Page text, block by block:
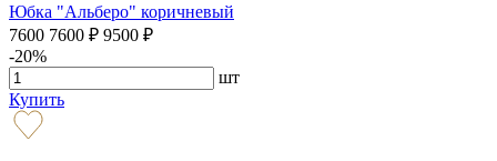
Юбка "Альберо" коричневый
7600 7600 ₽ 9500 ₽
-20%
шт
Купить